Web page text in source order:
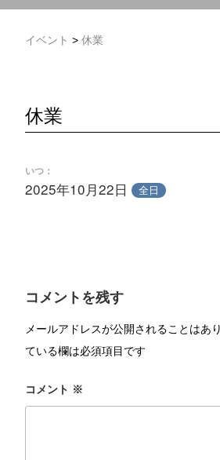
イベント > 休業
休業
いつ：
2025年10月22日 全日
コメントを残す
メールアドレスが公開されることはあ
ている欄は必須項目です
コメント ※